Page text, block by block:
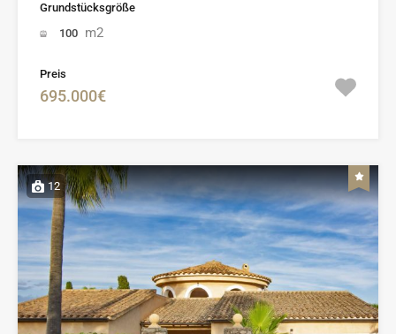
Grundstücksgröße
100 m2
Preis
695.000€
12